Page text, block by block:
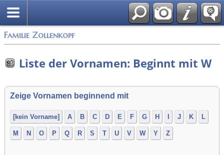
Familie Zollenkopf
Liste der Vornamen: Beginnt mit W
Zeige Vornamen beginnend mit
[kein Vorname] A B C D E F G H I J K L
M N O P Q R S T U V W Y Z